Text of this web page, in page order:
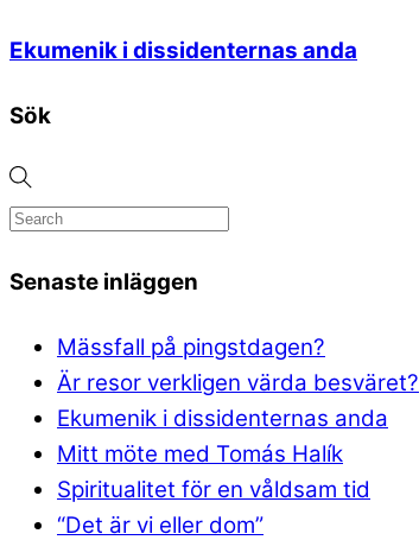
Ekumenik i dissidenternas anda
Sök
Senaste inläggen
Mässfall på pingstdagen?
Är resor verkligen värda besväret?
Ekumenik i dissidenternas anda
Mitt möte med Tomás Halík
Spiritualitet för en våldsam tid
“Det är vi eller dom”